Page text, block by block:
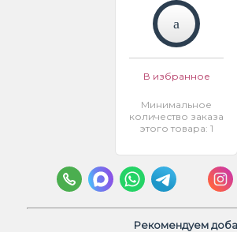
В избранное
Минимальное
количество заказа
этого товара: 1
Рекомендуем